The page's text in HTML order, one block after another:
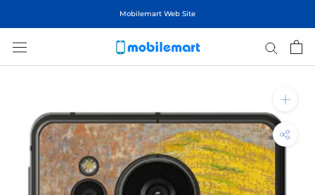
Mobilemart Web Site